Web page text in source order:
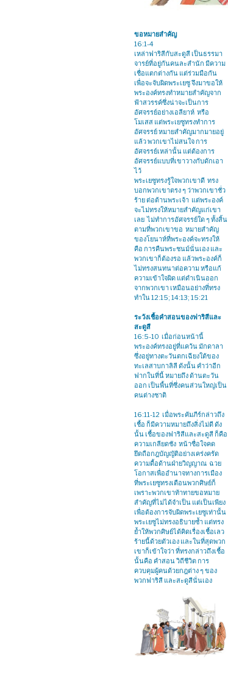
ขอหมายสำคัญ
16:1-4
เหล่าฟาริสีกับสะดูสี เป็นธรรมา
จารย์ที่อยู่กันคนละสำนัก มีความ
เชื่อแตกต่างกัน แต่ร่วมมือกัน
เพื่อจะจับผิดพระเยซู จึงมาขอให้
พระองค์ทรงทำหมายสำคัญจาก
ฟ้าสวรรค์ซึ่งน่าจะเป็นการ
อัศจรรย์อย่างเอลียาห์ หรือ
โมเสส แต่พระเยซูทรงทำการ
อัศจรรย์ หมายสำคัญมากมายอยู่
แล้ว พวกเขาไม่สนใจ การ
อัศจรรย์เหล่านั้น แต่ต้องการ
อัศจรรย์แบบที่เขาวางกับดักเอา
ไว้
พระเยซูทรงรู้ใจพวกเขาดี ทรง
บอกพวกเขาตรง ๆ ว่าพวกเขาชั่ว
ร้าย ต่อต้านพระเจ้า แต่พระองค์
จะไม่ทรงให้หมายสำคัญแก่เขา
เลย ไม่ทำการอัศจรรย์ใด ๆ ทั้งสิ้น
ตามที่พวกเขาขอ หมายสำคัญ
ของโยนาห์ที่พระองค์จะทรงให้
คือ การคืนพระชนม์นั่นเอง และ
พวกเขาก็ต้องรอ แล้วพระองค์ก็
ไม่ทรงสนทนาต่อความ หรือแก้
ความเข้าใจผิด แต่ดำเนินออก
จากพวกเขา เหมือนอย่างที่ทรง
ทำใน 12:15; 14:13; 15:21
ระวังเชื้อคำสอนของฟาริสีและ
สะดูสี
16:5-10 เมื่อก่อนหน้านี้
พระองค์ทรงอยู่ที่แคว้น มักดาลา
ซึ่งอยู่ทางตะวันตกเฉียงใต้ของ
ทะเลสาบกาลิลี ดังนั้น คำว่าอีก
ฟากในที่นี้ หมายถึง ด้านตะวัน
ออก เป็นพื้นที่ซึ่งคนส่วนใหญ่เป็น
คนต่างชาติ
16:11-12 เมื่อพระคัมภีร์กล่าวถึง
เชื้อ ก็มีความหมายถึงสิ่งไม่ดี ดัง
นั้น เชื้อของฟาริสีและสะดูสี ก็คือ
ความเกลียดชัง หน้าซื่อใจคด
ยึดถือกฎบัญญัติอย่างเคร่งครัด
ความดื้อด้านฝ่ายวิญญาณ ฉวย
โอกาสเพื่ออำนาจทางการเมือง
ที่พระเยซูทรงเตือนพวกศิษย์ก็
เพราะพวกเขาท้าทายขอหมาย
สำคัญที่ไม่ได้จำเป็น แต่เป็นเพียง
เพื่อต้องการจับผิดพระเยซูเท่านั้น
พระเยซูไม่ทรงอธิบายซ้ำ แต่ทรง
ย้ำให้พวกศิษย์ได้คิดเรื่องเชื้อเลว
ร้ายนี้ด้วยตัวเอง และในที่สุดพวก
เขาก็เข้าใจว่า ที่ทรงกล่าวถึงเชื้อ
นั้นคือ คำสอน วิถีชีวิต การ
ควบคุมผู้คนด้วยกฎต่าง ๆ ของ
พวกฟาริสี และสะดูสีนั่นเอง